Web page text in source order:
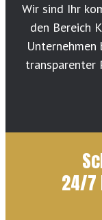
Wir sind Ihr
den Bereich
transparenter
24/7